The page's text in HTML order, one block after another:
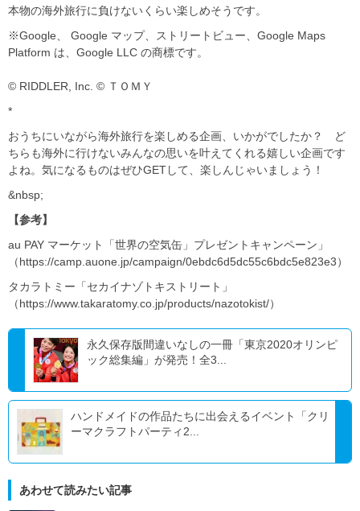
本物の海外旅行に負けないくらい楽しめそうです。
※Google、 Google マップ、ストリートビュー、Google Maps
Platform は、Google LLC の商標です。
© RIDDLER, Inc. © ＴＯＭＹ
*
おうちにいながら海外旅行を楽しめる企画、いかがでしたか？ ど
ちらも海外に行けないみんなの思いを叶えてくれる嬉しい企画です
よね。気になるものはぜひGETして、楽しんじゃいましょう！
&nbsp;
【参考】
au PAY マーケット「世界の空気缶」プレゼントキャンペーン」
（https://camp.auone.jp/campaign/0ebdc6d5dc55c6bdc5e823e3）
タカラトミー「セカイナゾトキストリート」
（https://www.takaratomy.co.jp/products/nazotokist/）
永久保存版間違いなしの一冊「東京2020オリンピ
ック総集編」が発売！全3...
ハンドメイドの作品たちに出会えるイベント「クリ
ーマクラフトパーティ2...
あわせて読みたい記事